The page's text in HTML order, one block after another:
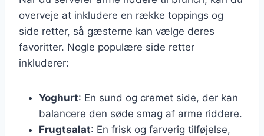
overveje at inkludere en række toppings og
side retter, så gæsterne kan vælge deres
favoritter. Nogle populære side retter
inkluderer:
Yoghurt: En sund og cremet side, der kan
balancere den søde smag af arme riddere.
Frugtsalat: En frisk og farverig tilføjelse,